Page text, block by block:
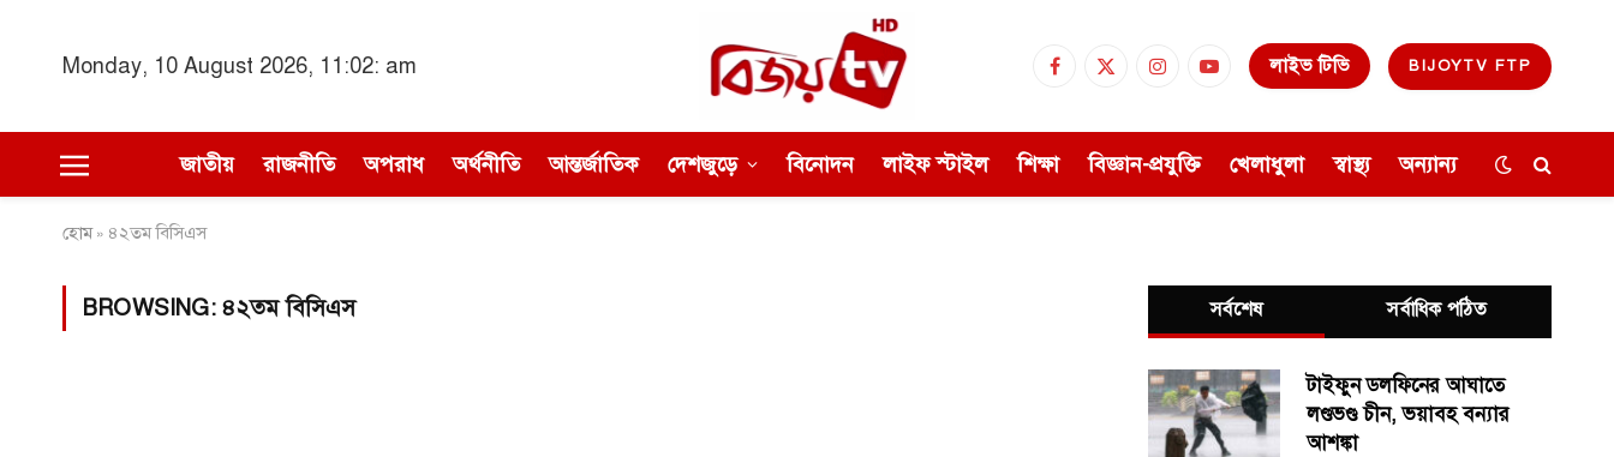
Monday, 10 August 2026, 11:02: am Facebook
X
InstagramYouTubeলাইভ টিভি BIJOYTV FTP
জাতীয় রাজনীতি অপরাধ অর্থনীতি আন্তর্জাতিক দেশজুড়ে বিনোদন লাইফ স্টাইল শিক্ষা বিজ্ঞান-প্রযুক্তি খেলাধুলা স্বাস্থ্য অন্যান্য
হোম» ৪২তম বিসিএস
BROWSING: ৪২তম বিসিএস সর্বশেষ সর্বাধিক পঠিত
টাইফুন ডলফিনের আঘাতে
লণ্ডভণ্ড চীন, ভয়াবহ বন্যার
আশঙ্কা